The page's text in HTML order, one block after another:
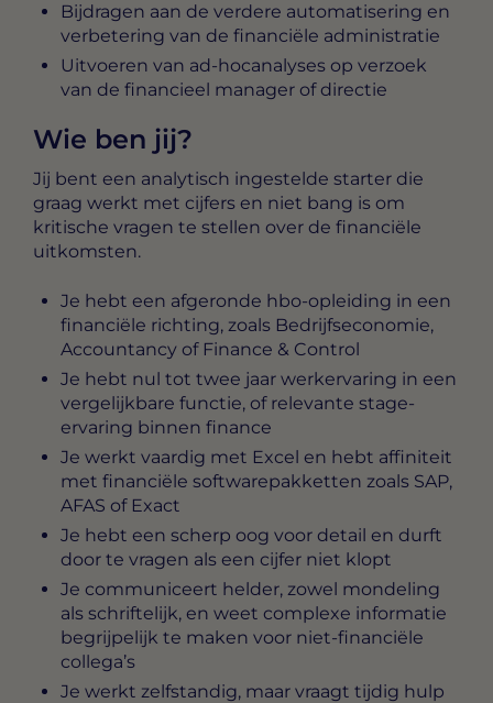
Bijdragen aan de verdere automatisering en
verbetering van de financiële administratie
Uitvoeren van ad-hocanalyses op verzoek
van de financieel manager of directie
Wie ben jij?
Jij bent een analytisch ingestelde starter die
graag werkt met cijfers en niet bang is om
kritische vragen te stellen over de financiële
uitkomsten.
Je hebt een afgeronde hbo-opleiding in een
financiële richting, zoals Bedrijfseconomie,
Accountancy of Finance & Control
Je hebt nul tot twee jaar werkervaring in een
vergelijkbare functie, of relevante stage-
ervaring binnen finance
Je werkt vaardig met Excel en hebt affiniteit
met financiële softwarepakketten zoals SAP,
AFAS of Exact
Je hebt een scherp oog voor detail en durft
door te vragen als een cijfer niet klopt
Je communiceert helder, zowel mondeling
als schriftelijk, en weet complexe informatie
begrijpelijk te maken voor niet-financiële
collega’s
Je werkt zelfstandig, maar vraagt tijdig hulp